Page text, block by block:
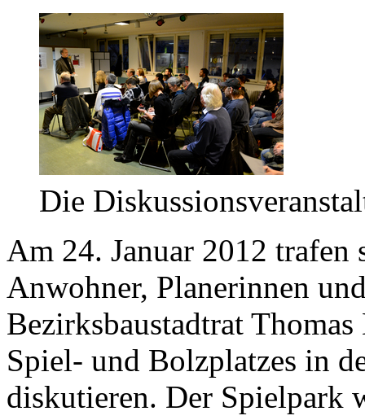
Die
Am 24. Januar 2012
Anwohner, Planerinnen
Bezirksbaustadtrat
Spiel- und Bolzplatzes in
diskutieren. Der Spielpark